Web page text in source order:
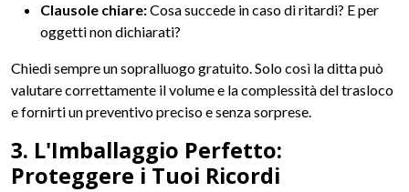
Clausole chiare:Cosa succede in caso di ritardi? E per
oggetti non dichiarati?
Chiedi sempre un sopralluogo gratuito. Solo così la ditta può
valutare correttamente il volume e la complessità del trasloco
e fornirti un preventivo preciso e senza sorprese.
3. L'Imballaggio Perfetto:
Proteggere i Tuoi Ricordi